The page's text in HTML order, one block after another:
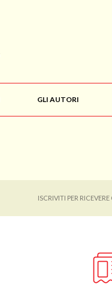
GLI AUTORI
ISCRIVITI PER